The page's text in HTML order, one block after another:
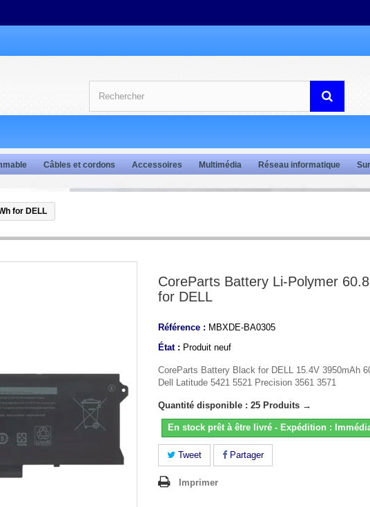
Câbles et cordons Accessoires Multimédia Réseau informatique
for DELL
CoreParts Battery Li-Polymer
for DELL
Référence : MBXDE-BA0305
État : Produit neuf
CoreParts Battery Black for DELL 15.4V 3950mAh
Dell Latitude 5421 5521 Precision 3561 3571
Quantité disponible : 25 Produits →
En stock prêt à être livré - Expédition :
Tweet Partager
Imprimer